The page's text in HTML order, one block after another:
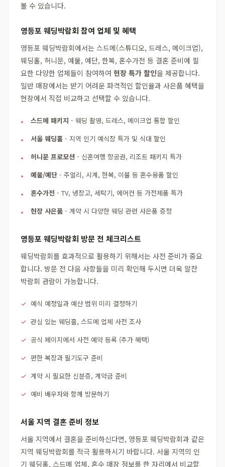
볼 수 있습니다.
영등포 웨딩박람회 참여 업체 및 혜택
영등포 웨딩박람회에서는 스드메(스튜디오, 드레스, 메이크업),
웨딩홀, 허니문, 예물, 예단, 한복, 혼수가전 등 결혼 준비에 필
요한 다양한 업체들이 참여하여 현장 특가 할인을 제공합니다.
일반 매장에서는 받기 어려운 파격적인 할인율과 사은품 혜택을
현장에서 직접 비교하고 선택할 수 있습니다.
스드메 패키지 - 웨딩 촬영, 드레스, 메이크업 통합 할인
서울 웨딩홀 - 지역 인기 예식장 특가 및 식대 할인
허니문 프로모션 - 신혼여행 항공권, 리조트 패키지 특가
예물/예단 - 주얼리, 시계, 한복, 이불 등 혼수용품 할인
혼수가전 - TV, 냉장고, 세탁기, 에어컨 등 가전제품 특가
현장 사은품 - 계약 시 다양한 웨딩 관련 사은품 증정
영등포 웨딩박람회 방문 전 체크리스트
웨딩박람회를 효과적으로 활용하기 위해서는 사전 준비가 중요
합니다. 방문 전 다음 사항들을 미리 확인해 두시면 더욱 알찬
박람회 관람이 가능합니다.
예식 예정일과 예산 범위 미리 결정하기
관심 있는 웨딩홀, 스드메 업체 사전 조사
공식 페이지에서 사전 예약 등록 (추가 혜택)
편한 복장과 필기도구 준비
계약 시 필요한 신분증, 계약금 준비
예비 배우자와 함께 방문하기
서울 지역 결혼 준비 정보
서울 지역에서 결혼을 준비하신다면, 영등포 웨딩박람회과 같은
지역 웨딩박람회를 적극 활용하시기 바랍니다. 서울 지역의 인
기 웨딩홀, 스드메 업체, 혼수 매장 정보를 한 자리에서 비교할